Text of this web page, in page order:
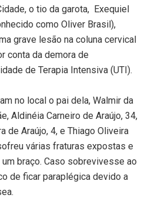
o tio da garota, Exequiel
como Oliver Brasil),
grave lesão na coluna cervical
conta da demora de
de Terapia Intensiva (UTI).
no local o pai dela, Walmir da
Aldinéia Carneiro de Araújo, 34,
de Araújo, 4, e Thiago Oliveira
várias fraturas expostas e
braço. Caso sobrevivesse ao
de ficar paraplégica devido a